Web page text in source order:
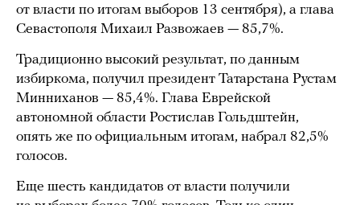
от власти по итогам выборов 13 сентября), а глава
Севастополя Михаил Развожаев — 85,7%.
Традиционно высокий результат, по данным
избиркома, получил президент Татарстана Рустам
Минниханов — 85,4%. Глава Еврейской
автономной области Ростислав Гольдштейн,
опять же по официальным итогам, набрал 82,5%
голосов.
Еще шесть кандидатов от власти получили